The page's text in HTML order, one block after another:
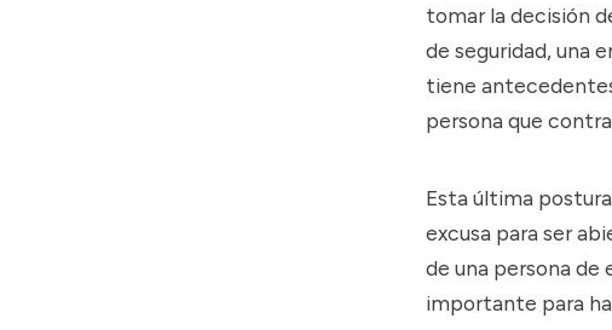
tomar la decisión
de seguridad, una
tiene
persona que
Esta última
excusa para ser
de una persona
importante para